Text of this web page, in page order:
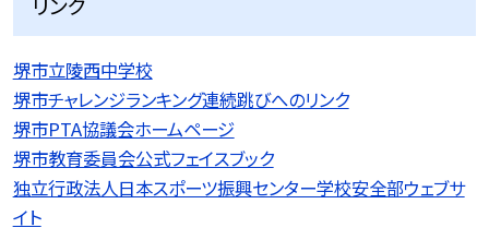
堺市立陵西中学校
堺市チャレンジランキング連続跳びへのリンク
堺市PTA協議会ホームページ
堺市教育委員会公式フェイスブック
独立行政法人日本スポーツ振興センター学校安全部ウェブサ
イト